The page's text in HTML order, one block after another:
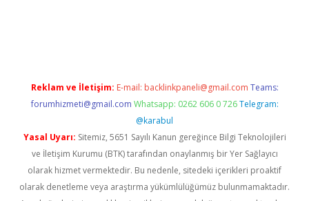
Reklam ve İletişim: E-mail: backlinkpaneli@gmail.com Teams:
forumhizmeti@gmail.com Whatsapp: 0262 606 0 726 Telegram:
@karabul
Yasal Uyarı: Sitemiz, 5651 Sayılı Kanun gereğince Bilgi Teknolojileri
ve İletişim Kurumu (BTK) tarafından onaylanmış bir Yer Sağlayıcı
olarak hizmet vermektedir. Bu nedenle, sitedeki içerikleri proaktif
olarak denetleme veya araştırma yükümlülüğümüz bulunmamaktadır.